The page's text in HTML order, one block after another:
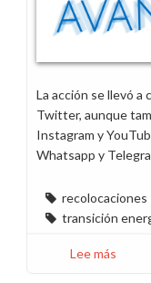
La acción se llevó a
Twitter, aunque
Instagram y
Whatsapp y
recolocaciones
transición
Lee más